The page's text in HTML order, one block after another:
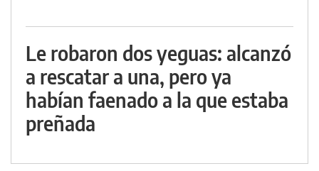
Le robaron dos yeguas: alcanzó
a rescatar a una, pero ya
habían faenado a la que estaba
preñada